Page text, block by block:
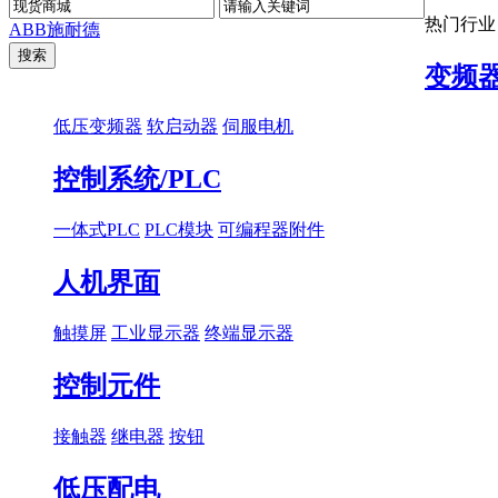
ABB施耐德
热门行业
变频
低压变频器 软启动器 伺服电机
控制系统/PLC
一体式PLC PLC模块 可编程器附件
人机界面
触摸屏 工业显示器 终端显示器
控制元件
接触器 继电器 按钮
低压配电